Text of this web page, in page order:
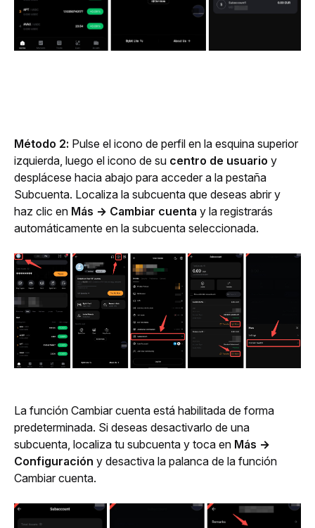
Método 2: Pulse el icono de perfil en la esquina superior
izquierda, luego el icono de su centro de usuario y
desplácese hacia abajo para acceder a la pestaña
Subcuenta. Localiza la subcuenta que deseas abrir y
haz clic en Más → Cambiar cuenta y la registrarás
automáticamente en la subcuenta seleccionada.
La función Cambiar cuenta está habilitada de forma
predeterminada. Si deseas desactivarlo de una
subcuenta, localiza tu subcuenta y toca en Más →
Configuración y desactiva la palanca de la función
Cambiar cuenta.